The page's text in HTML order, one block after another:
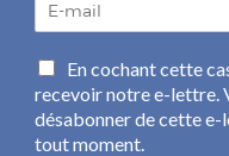
a
i
l
*
C
a
s
e
En cochant cette
recevoir notre e-lettre.
désabonner de cette
tout moment.